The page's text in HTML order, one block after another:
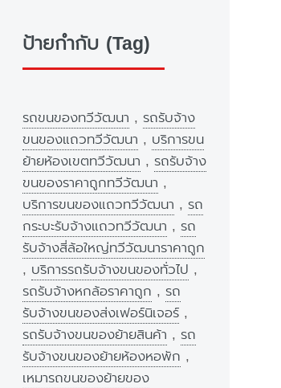
ป้ายกำกับ (Tag)
รถขนของทวีวัฒนา , รถรับจ้าง
ขนของแถวทวีวัฒนา , บริการขน
ย้ายห้องเขตทวีวัฒนา , รถรับจ้าง
ขนของราคาถูกทวีวัฒนา ,
บริการขนของแถวทวีวัฒนา , รถ
กระบะรับจ้างแถวทวีวัฒนา , รถ
รับจ้างสี่ล้อใหญ่ทวีวัฒนาราคาถูก
, บริการรถรับจ้างขนของทั่วไป ,
รถรับจ้างหกล้อราคาถูก , รถ
รับจ้างขนของส่งเฟอร์นิเจอร์ ,
รถรับจ้างขนของย้ายสินค้า , รถ
รับจ้างขนของย้ายห้องหอพัก ,
เหมารถขนของย้ายของ